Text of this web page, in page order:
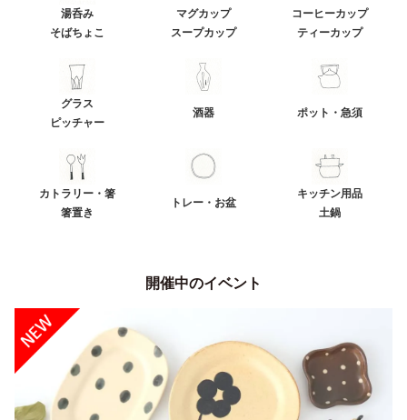
湯呑み
そばちょこ
マグカップ
スープカップ
コーヒーカップ
ティーカップ
グラス
ピッチャー
酒器 ポット・急須
カトラリー・箸
箸置き
トレー・お盆
キッチン用品
土鍋
開催中のイベント